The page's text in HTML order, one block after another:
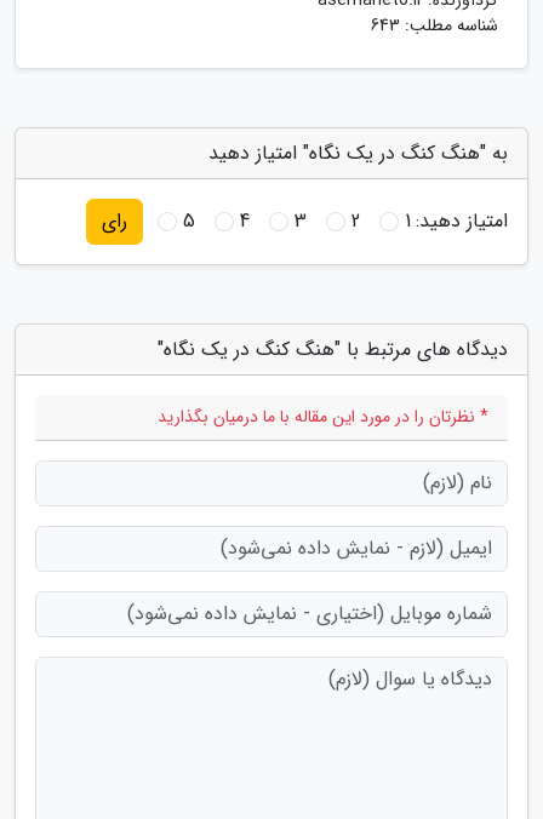
شناسه مطلب: 643
به "هنگ کنگ در یک نگاه" امتیاز دهید
امتیاز دهید:1
2
3
4
5 رای
دیدگاه های مرتبط با "هنگ کنگ در یک نگاه"
* نظرتان را در مورد این مقاله با ما درمیان بگذارید